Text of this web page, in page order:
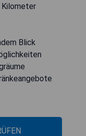
Kilometer
Blick